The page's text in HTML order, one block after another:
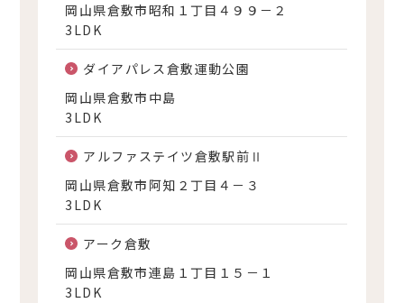
岡山県倉敷市昭和１丁目４９９－２
3LDK
ダイアパレス倉敷運動公園
岡山県倉敷市中島
3LDK
アルファステイツ倉敷駅前Ⅱ
岡山県倉敷市阿知２丁目４－３
3LDK
アーク倉敷
岡山県倉敷市連島１丁目１５－１
3LDK